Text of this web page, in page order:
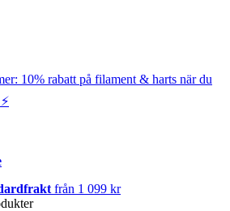
10% rabatt på filament & harts när du
från 1 099 kr